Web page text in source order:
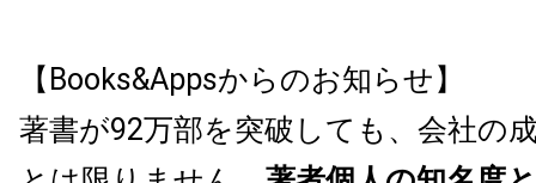
【Books&Appsからのお知らせ】
著書が92万部を突破しても、会社の